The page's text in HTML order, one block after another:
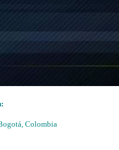
Colombia